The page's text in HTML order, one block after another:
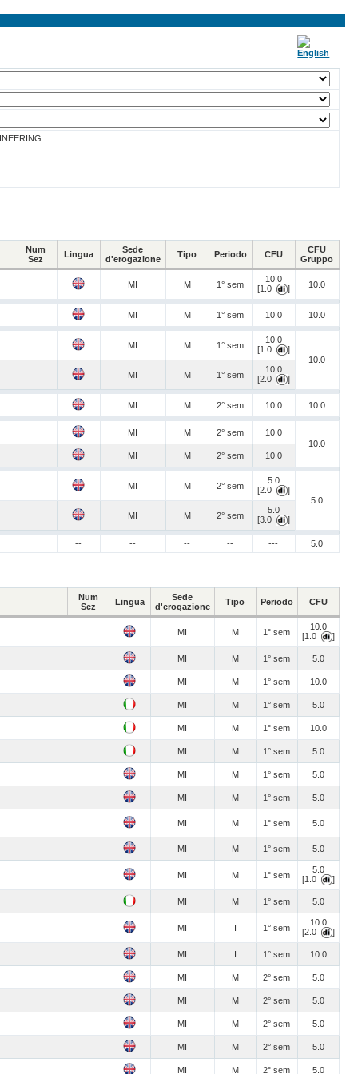
Num
Sez
Lingua
Sede
d'erogazione
Tipo Periodo CFU
CFU
Gruppo
MI M 1° sem
10.0
[1.0
] 10.0
MI M 1° sem 10.0 10.0
MI M 1° sem
10.0
[1.0
]
10.0
MI M 1° sem
10.0
[2.0
]
MI M 2° sem 10.0 10.0
MI M 2° sem
10.0
10.0
MI M 2° sem 10.0
MI M 2° sem
5.0
[2.0
]
5.0
MI M 2° sem
5.0
[3.0
]
-- -- -- -- --- 5.0
Num
Sez
Lingua
Sede
d'erogazione
Tipo Periodo CFU
MI M 1° sem
10.0
[1.0
]
MI M 1° sem 5.0
MI M 1° sem 10.0
MI M 1° sem 5.0
MI M 1° sem 10.0
MI M 1° sem 5.0
MI M 1° sem 5.0
MI M 1° sem 5.0
MI M 1° sem 5.0
MI M 1° sem 5.0
MI M 1° sem
5.0
[1.0
]
MI M 1° sem 5.0
MI I 1° sem
10.0
[2.0
]
MI I 1° sem 10.0
MI M 2° sem 5.0
MI M 2° sem 5.0
MI M 2° sem 5.0
MI M 2° sem 5.0
MI M 2° sem 5.0